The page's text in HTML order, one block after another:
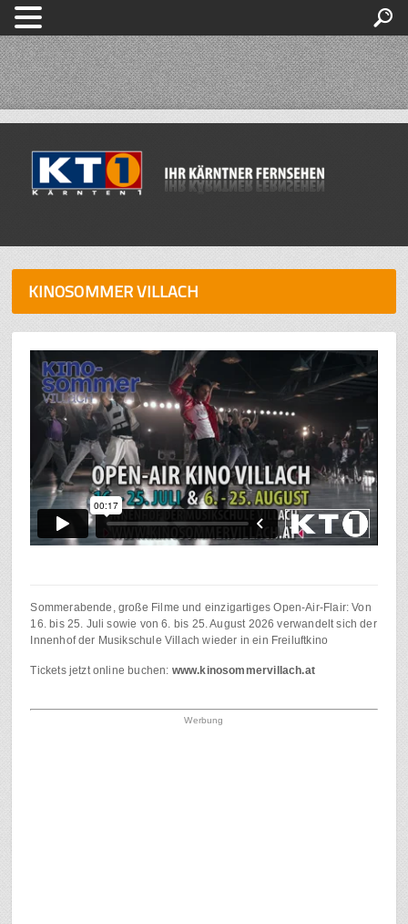
KINOSOMMER VILLACH
Sommerabende, große Filme und einzigartiges Open-Air-Flair: Von
16. bis 25. Juli sowie von 6. bis 25. August 2026 verwandelt sich der
Innenhof der Musikschule Villach wieder in ein Freiluftkino
Tickets jetzt online buchen: www.kinosommervillach.at
Werbung